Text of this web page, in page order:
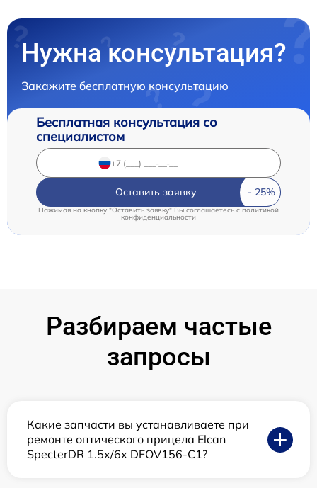
Нужна консультация?
Закажите бесплатную консультацию
Бесплатная консультация со
специалистом
Оставить заявку
Нажимая на кнопку "Оставить заявку" Вы соглашаетесь c политикой
конфиденциальности
Разбираем частые
запросы
Какие запчасти вы устанавливаете при
ремонте оптического прицела Elcan
SpecterDR 1.5x/6x DFOV156-C1?